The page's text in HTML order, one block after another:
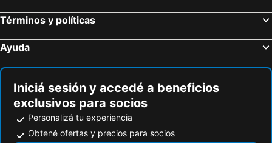
Términos y políticas
Ayuda
Iniciá sesión y accedé a beneficios
exclusivos para socios
Personalizá tu experiencia
Obtené ofertas y precios para socios